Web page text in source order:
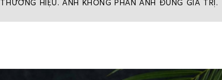
THƯƠNG HIỆU. ẢNH KHÔNG PHẢN ÁNH ĐÚNG GIÁ TRỊ.